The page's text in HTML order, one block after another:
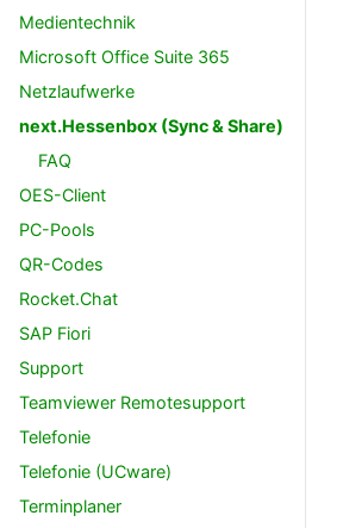
Medientechnik
Microsoft Office Suite 365
Netzlaufwerke
next.Hessenbox (Sync & Share)
FAQ
OES-Client
PC-Pools
QR-Codes
Rocket.Chat
SAP Fiori
Support
Teamviewer Remotesupport
Telefonie
Telefonie (UCware)
Terminplaner